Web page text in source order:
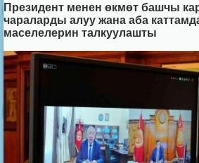
Президент менен өкмөт башчы
чараларды алуу жана аба
маселелерин талкуулашты